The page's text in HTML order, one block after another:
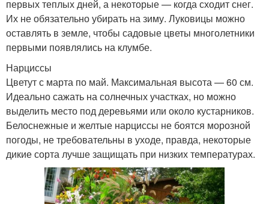
первых теплых дней, а некоторые — когда сходит снег.
Их не обязательно убирать на зиму. Луковицы можно
оставлять в земле, чтобы садовые цветы многолетники
первыми появлялись на клумбе.
Нарциссы
Цветут с марта по май. Максимальная высота — 60 см.
Идеально сажать на солнечных участках, но можно
выделить место под деревьями или около кустарников.
Белоснежные и желтые нарциссы не боятся морозной
погоды, не требовательны в уходе, правда, некоторые
дикие сорта лучше защищать при низких температурах.